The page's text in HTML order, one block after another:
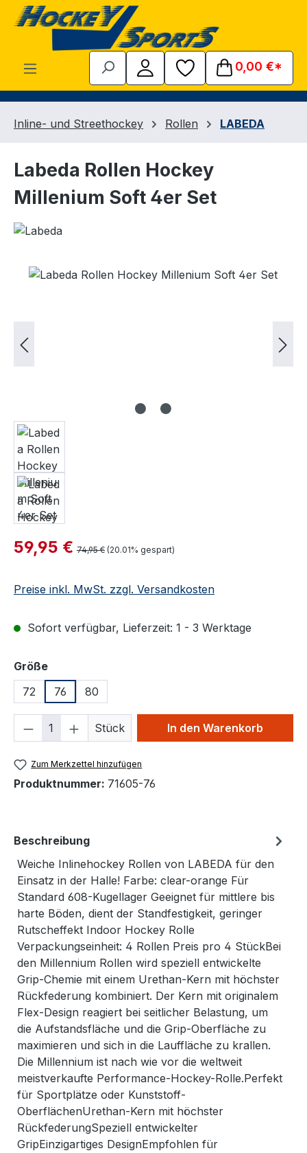
Zum Hauptinhalt springen
0,00 €*
Inline- und Streethockey Rollen LABEDA
Labeda Rollen Hockey
Millenium Soft 4er Set
Bildergalerie überspringen
Verkaufspreis:
59,95 € Regulärer Preis:
74,95 € (20.01% gespart)
Preise inkl. MwSt. zzgl. Versandkosten
Sofort verfügbar, Lieferzeit: 1 - 3 Werktage
Größeauswählen
72
76 80
Produkt Anzahl: Gib den
Stück In den Warenkorb
Zum Merkzettel hinzufügen
Produktnummer: 71605-76
Beschreibung
Weiche Inlinehockey Rollen von LABEDA für den
Einsatz in der Halle! Farbe: clear-orange Für
Standard 608-Kugellager Geeignet für mittlere bis
harte Böden, dient der Standfestigkeit, geringer
Rutscheffekt Indoor Hockey Rolle
Verpackungseinheit: 4 Rollen Preis pro 4 StückBei
den Millennium Rollen wird speziell entwickelte
Grip-Chemie mit einem Urethan-Kern mit höchster
Rückfederung kombiniert. Der Kern mit originalem
Flex-Design reagiert bei seitlicher Belastung, um
die Aufstandsfläche und die Grip-Oberfläche zu
maximieren und sich in die Lauffläche zu krallen.
Die Millennium ist nach wie vor die weltweit
meistverkaufte Performance-Hockey-Rolle.Perfekt
für Sportplätze oder Kunststoff-
OberflächenUrethan-Kern mit höchster
RückfederungSpeziell entwickelter
GripEinzigartiges DesignEmpfohlen für